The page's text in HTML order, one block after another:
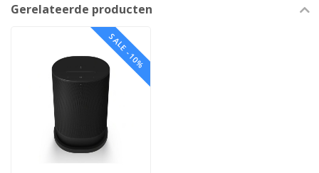
Gerelateerde producten
SALE -10%